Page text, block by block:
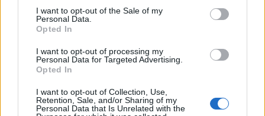
consent section.
I want to opt-out of the Sale of my
Personal Data.
Opted In
I want to opt-out of processing my
Personal Data for Targeted Advertising.
Opted In
I want to opt-out of Collection, Use,
Retention, Sale, and/or Sharing of my
Personal Data that Is Unrelated with the